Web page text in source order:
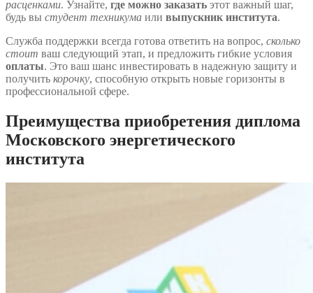
расценками. Узнайте, где можно заказать этот важный шаг,
будь вы студент техникума или выпускник института.
Служба поддержки всегда готова ответить на вопрос, сколько
стоит ваш следующий этап, и предложить гибкие условия
оплаты. Это ваш шанс инвестировать в надежную защиту и
получить корочку, способную открыть новые горизонты в
профессиональной сфере.
Преимущества приобретения диплома
Московского энергетического
института